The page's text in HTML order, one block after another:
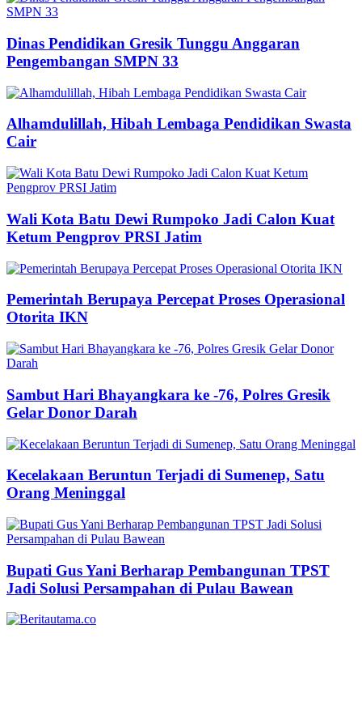
Dinas Pendidikan Gresik Tunggu Anggaran
Pengembangan SMPN 33
Alhamdulillah, Hibah Lembaga Pendidikan Swasta
Cair
Wali Kota Batu Dewi Rumpoko Jadi Calon Kuat
Ketum Pengprov PRSI Jatim
Pemerintah Berupaya Percepat Proses Operasional
Otorita IKN
Sambut Hari Bhayangkara ke -76, Polres Gresik
Gelar Donor Darah
Kecelakaan Beruntun Terjadi di Sumenep, Satu
Orang Meninggal
Bupati Gus Yani Berharap Pembangunan TPST
Jadi Solusi Persampahan di Pulau Bawean